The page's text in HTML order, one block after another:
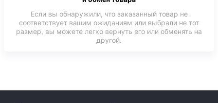
Если вы обнаружили, что заказанный товар не
соответствует вашим ожиданиям или выбрали не тот
размер, вы можете легко вернуть его или обменять на
другой.